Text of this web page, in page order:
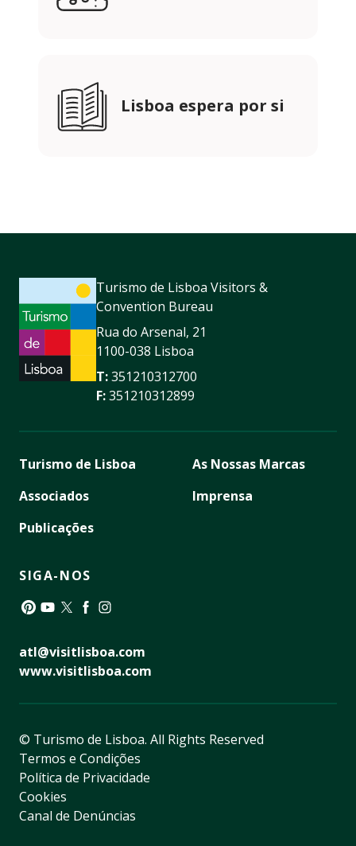
Lisboa espera por si
Turismo de Lisboa Visitors &
Convention Bureau
Rua do Arsenal, 21
1100-038 Lisboa
T:351210312700
F:351210312899
Turismo de Lisboa
Associados
Publicações
As Nossas Marcas
Imprensa
SIGA-NOS
atl@visitlisboa.com
www.visitlisboa.com
© Turismo de Lisboa. All Rights Reserved
Termos e Condições
Política de Privacidade
Cookies
Canal de Denúncias